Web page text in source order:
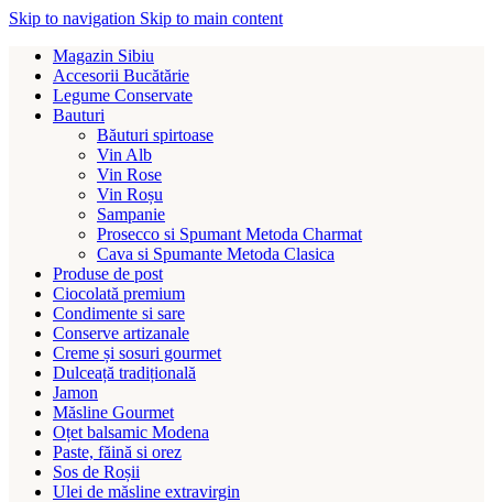
Skip to navigation Skip to main content
Magazin Sibiu
Accesorii Bucătărie
Legume Conservate
Bauturi
Băuturi spirtoase
Vin Alb
Vin Rose
Vin Roșu
Sampanie
Prosecco si Spumant Metoda Charmat
Cava si Spumante Metoda Clasica
Produse de post
Ciocolată premium
Condimente si sare
Conserve artizanale
Creme și sosuri gourmet
Dulceață tradițională
Jamon
Măsline Gourmet
Oțet balsamic Modena
Paste, făină si orez
Sos de Roșii
Ulei de măsline extravirgin